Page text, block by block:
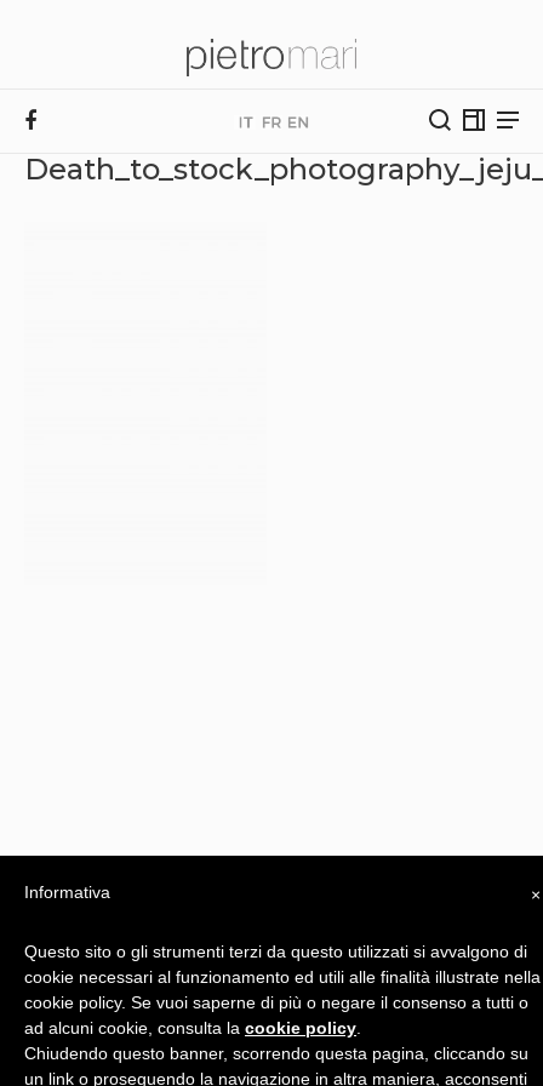
-
Realizzato da
×
Informativa
Questo sito o gli strumenti terzi da questo utilizzati si avvalgono di
cookie necessari al funzionamento ed utili alle finalità illustrate nella
cookie policy. Se vuoi saperne di più o negare il consenso a tutti o
ad alcuni cookie, consulta la cookie policy
Chiudendo questo banner, scorrendo questa pagina, cliccando su
un link o proseguendo la navigazione in altra maniera, acconsenti